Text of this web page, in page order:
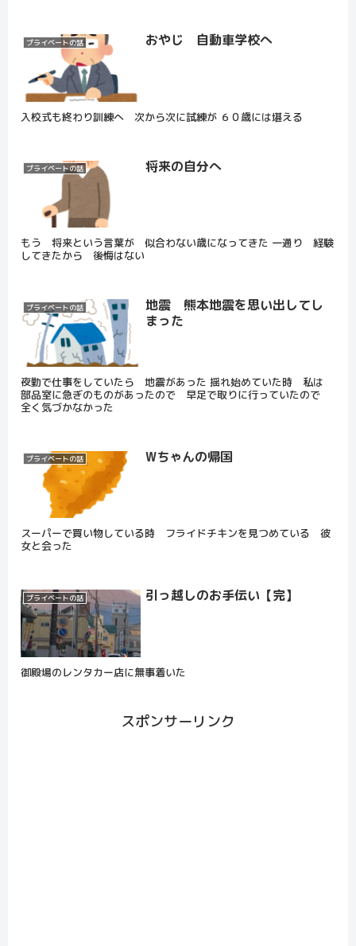
プライベートの話 おやじ 自動車学校へ
入校式も終わり訓練へ 次から次に試練が ６０歳には堪える
プライベートの話 将来の自分へ
もう 将来という言葉が 似合わない歳になってきた 一通り 経験
してきたから 後悔はない
プライベートの話
地震 熊本地震を思い出してし
まった
夜勤で仕事をしていたら 地震があった 揺れ始めていた時 私は
部品室に急ぎのものがあったので 早足で取りに行っていたので
全く気づかなかった
プライベートの話 Wちゃんの帰国
スーパーで買い物している時 フライドチキンを見つめている 彼
女と会った
プライベートの話 引っ越しのお手伝い【完】
御殿場のレンタカー店に無事着いた
スポンサーリンク